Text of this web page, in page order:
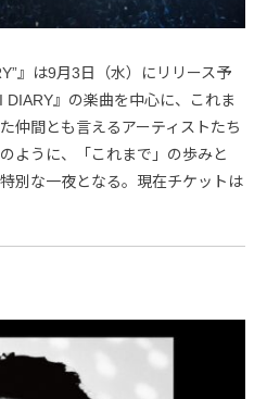
』は9月3日（水）にリリース予
DIARY』の楽曲を中心に、これま
仲間とも言えるアーティストたち
ように、「これまで」の歩みと
別な一夜となる。現在チケットは